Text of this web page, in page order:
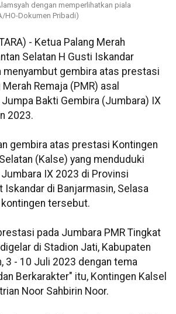
dengan memperlihatkan piala
HO-Dokumen Pribadi)
- Ketua Palang Merah
Selatan H Gusti Iskandar
menyambut gembira atas prestasi
Remaja (PMR) asal
Bakti Gembira (Jumbara) IX
2023.
gembira atas prestasi Kontingen
(Kalse) yang menduduki
IX 2023 di Provinsi
Iskandar di Banjarmasin, Selasa
tersebut.
pada Jumbara PMR Tingkat
di Stadion Jati, Kabupaten
3 - 10 Juli 2023 dengan tema
Berkarakter" itu, Kontingen Kalsel
Noor Sahbirin Noor.